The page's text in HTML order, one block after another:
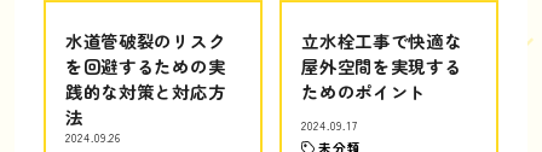
水道管破裂のリスク
を回避するための実
践的な対策と対応方
法
2024.09.26
立水栓工事で快適な
屋外空間を実現する
ためのポイント
2024.09.17
未分類